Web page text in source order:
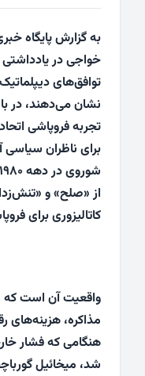
به گزارش پایگاه
خواجی در یادداشتی
توافق‌های
نشان می‌دهند، در
تجربه فروپاشی
برای ناظران سیاسی
از «صلح» و
کاتالیزوری برای
واقعیت آن است که
مذاکره، هزینه‌های
هنگامی که فشار
شد، میخائیل